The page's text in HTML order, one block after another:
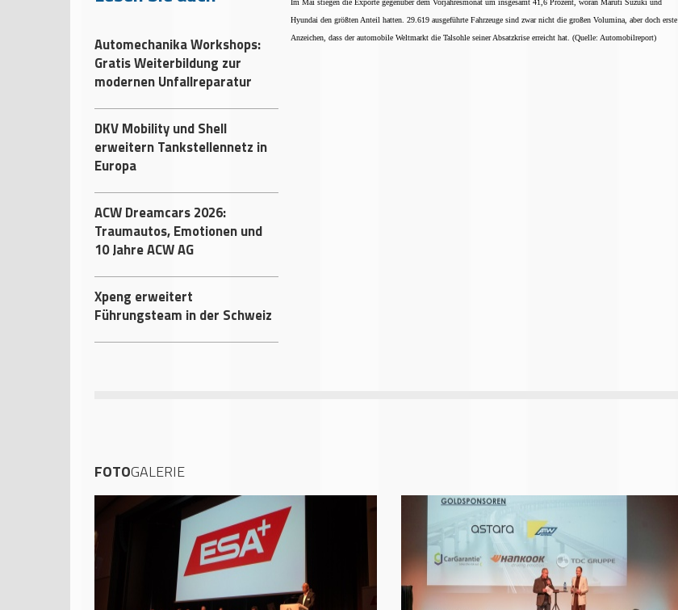
Automechanika Workshops:
Gratis Weiterbildung zur
modernen Unfallreparatur
DKV Mobility und Shell
erweitern Tankstellennetz in
Europa
ACW Dreamcars 2026:
Traumautos, Emotionen und
10 Jahre ACW AG
Xpeng erweitert
Führungsteam in der Schweiz
Im Mai stiegen die Exporte gegenüber dem Vorjahresmonat um insgesamt 41,6 Prozent, woran Maruti Suzuki und
Hyundai den größten Anteil hatten. 29.619 ausgeführte Fahrzeuge sind zwar nicht die großen Volumina, aber doch erste
Anzeichen, dass der automobile Weltmarkt die Talsohle seiner Absatzkrise erreicht hat. (Quelle: Automobilreport)
FOTOGALERIE